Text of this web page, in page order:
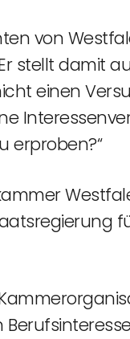
von
stellt damit
einen
erproben?“